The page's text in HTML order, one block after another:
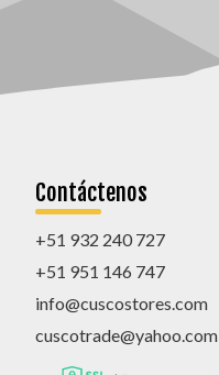
Contáctenos
+51 932 240 727
+51 951 146 747
info@cuscostores.com
cuscotrade@yahoo.com